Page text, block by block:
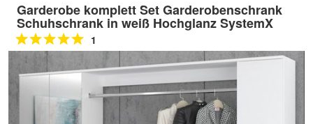
Garderobe komplett Set Garderobenschrank
Schuhschrank in weiß Hochglanz SystemX
1